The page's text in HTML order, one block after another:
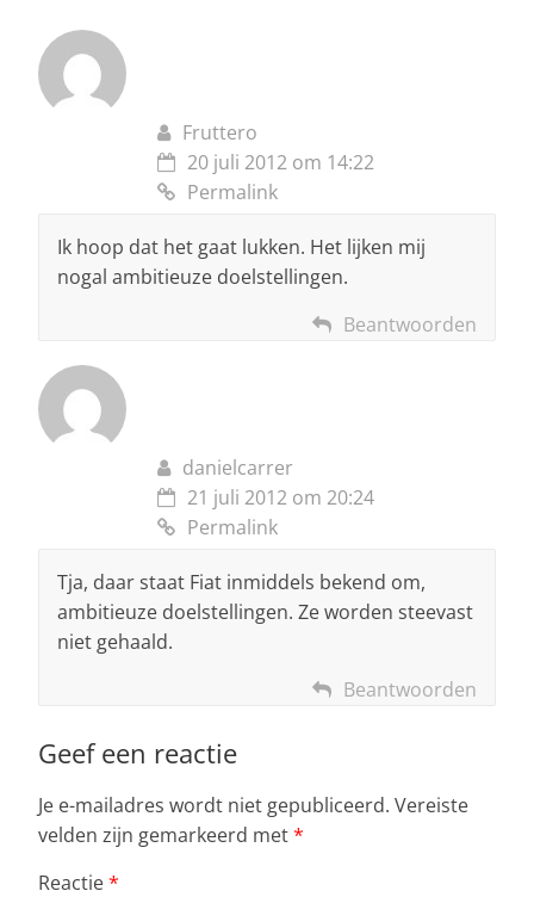
Fruttero
20 juli 2012 om 14:22
Permalink
Ik hoop dat het gaat lukken. Het lijken mij
nogal ambitieuze doelstellingen.
Beantwoorden
danielcarrer
21 juli 2012 om 20:24
Permalink
Tja, daar staat Fiat inmiddels bekend om,
ambitieuze doelstellingen. Ze worden steevast
niet gehaald.
Beantwoorden
Geef een reactie
Je e-mailadres wordt niet gepubliceerd. Vereiste
velden zijn gemarkeerd met*
Reactie*